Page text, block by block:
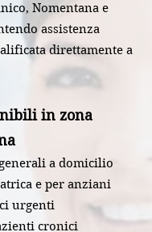
Nomentana e
assistenza
direttamente a
in zona
a domicilio
e per anziani
urgenti
cronici